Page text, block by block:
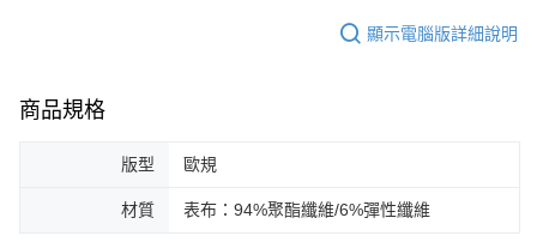
顯示電腦版詳細說明
商品規格
版型 歐規
材質 表布：94%聚酯纖維/6%彈性纖維